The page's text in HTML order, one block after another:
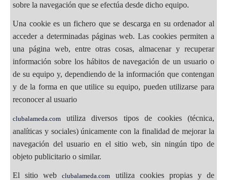
sobre la navegación que se efectúa desde dicho equipo.
Una cookie es un fichero que se descarga en su ordenador al
acceder a determinadas páginas web. Las cookies permiten a
una página web, entre otras cosas, almacenar y recuperar
información sobre los hábitos de navegación de un usuario o
de su equipo y, dependiendo de la información que contengan
y de la forma en que utilice su equipo, pueden utilizarse para
reconocer al usuario
clubalameda.com utiliza diversos tipos de cookies (técnica,
analíticas y sociales) únicamente con la finalidad de mejorar la
navegación del usuario en el sitio web, sin ningún tipo de
objeto publicitario o similar.
El sitio webclubalameda.com utiliza cookies propias y de